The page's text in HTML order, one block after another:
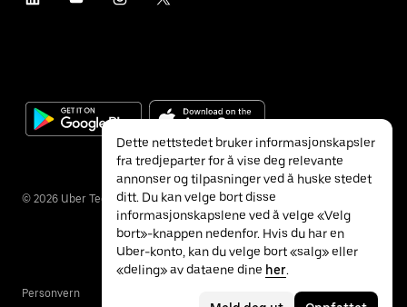
© 2026 Uber Technologies Inc.
Personvern
Dette nettstedet bruker informasjonskapsler
fra tredjeparter for å vise deg relevante
annonser og tilpasninger ved å huske stedet
ditt. Du kan velge bort disse
informasjonskapslene ved å velge «Velg
bort»-knappen nedenfor. Hvis du har en
Uber-konto, kan du velge bort «salg» eller
«deling» av dataene dine her.